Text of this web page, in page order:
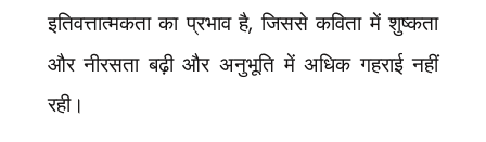
इतिवत्तात्मकता का प्रभाव है,जिससे कविता में शुष्कता
और नीरसता बढ़ी और अनुभूति में अधिक गहराई नहीं
रही।